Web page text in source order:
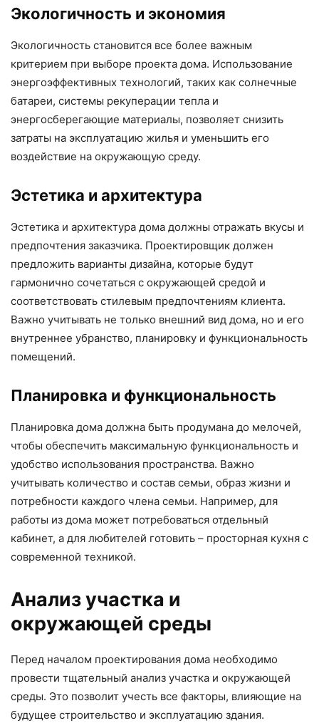
Экологичность и экономия
Экологичность становится все более важным
критерием при выборе проекта дома. Использование
энергоэффективных технологий, таких как солнечные
батареи, системы рекуперации тепла и
энергосберегающие материалы, позволяет снизить
затраты на эксплуатацию жилья и уменьшить его
воздействие на окружающую среду.
Эстетика и архитектура
Эстетика и архитектура дома должны отражать вкусы и
предпочтения заказчика. Проектировщик должен
предложить варианты дизайна, которые будут
гармонично сочетаться с окружающей средой и
соответствовать стилевым предпочтениям клиента.
Важно учитывать не только внешний вид дома, но и его
внутреннее убранство, планировку и функциональность
помещений.
Планировка и функциональность
Планировка дома должна быть продумана до мелочей,
чтобы обеспечить максимальную функциональность и
удобство использования пространства. Важно
учитывать количество и состав семьи, образ жизни и
потребности каждого члена семьи. Например, для
работы из дома может потребоваться отдельный
кабинет, а для любителей готовить – просторная кухня с
современной техникой.
Анализ участка и
окружающей среды
Перед началом проектирования дома необходимо
провести тщательный анализ участка и окружающей
среды. Это позволит учесть все факторы, влияющие на
будущее строительство и эксплуатацию здания.